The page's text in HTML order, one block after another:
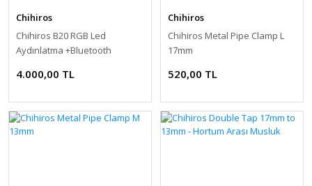
Chihiros
Chihiros B20 RGB Led
Aydınlatma +Bluetooth
4.000,00 TL
Chihiros
Chihiros Metal Pipe Clamp L
17mm
520,00 TL